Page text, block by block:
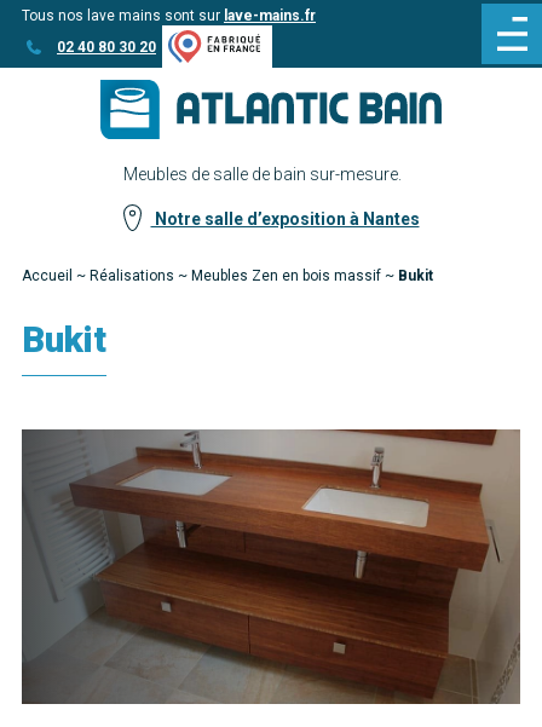
Aller
au
Aller au
contenu
Tous nos lave mains sont sur lave-mains.fr
02 40 80 30 20
Meubles de salle de bain sur-mesure.
Notre salle d’exposition à Nantes
Accueil ~ Réalisations ~ Meubles Zen en bois massif ~ Bukit
Bukit